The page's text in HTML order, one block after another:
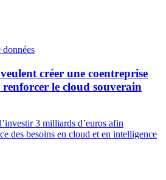
données
créer une coentreprise
le cloud souverain
3 milliards d’euros afin
des besoins en cloud et en intelligence